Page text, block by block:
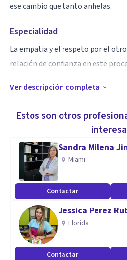
ese cambio que tanto anhelas.
Especialidad
La empatia y el respeto por el
relación de confianza en este
Aptitudes
adicciones tanto de alcohol como
trabajado con adolescentes en
optimos resultados.
Ver descripción completa
Estos son otros
Sandra Milena
Miami
Contactar
Jessica Perez
Florida
Contactar